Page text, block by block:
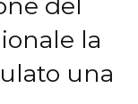
la
una